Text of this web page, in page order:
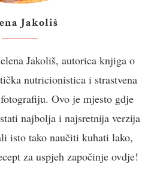
Jakoliš
Jakoliš, autorica knjiga o
nutricionistica i strastvena
Ovo je mjesto gdje
najbolja i najsretnija verzija
isto tako naučiti kuhati lako,
za uspjeh započinje ovdje!